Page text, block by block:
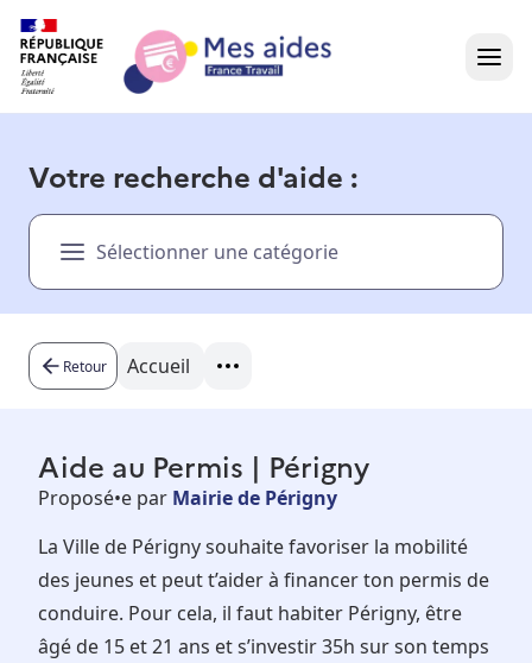
Présentation vidéo
Besoin d'aide ?
Votre recherche d'aide :
Sélectionner une catégorie
Retour Accueil
Aide au Permis | Périgny
Proposé•e par Mairie de Périgny
La Ville de Périgny souhaite favoriser la mobilité
des jeunes et peut t’aider à financer ton permis de
conduire. Pour cela, il faut habiter Périgny, être
âgé de 15 et 21 ans et s’investir 35h sur son temps